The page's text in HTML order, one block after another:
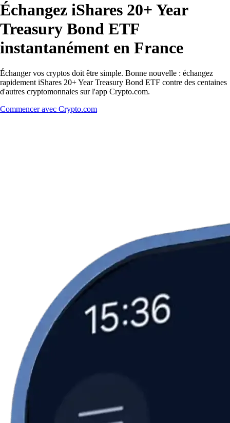
Échangez iShares 20+ Year
Treasury Bond ETF
instantanément en France
Échanger vos cryptos doit être simple. Bonne nouvelle : échangez
rapidement iShares 20+ Year Treasury Bond ETF contre des centaines
d'autres cryptomonnaies sur l'app Crypto.com.
Commencer avec Crypto.com